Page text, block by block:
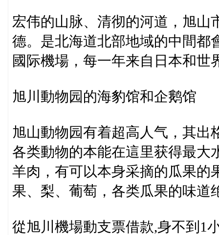
宏伟的山脉、清彻的河道，旭山
德。是北海道北部地域的中間都
國际機場，每一年来自日本和世
旭川動物园的海豹馆和企鹅馆
旭山動物园有着超高人气，其出
各类動物的本能在這里获得最大
羊肉，有可以本身采摘的瓜果的
果、梨、葡萄，各类瓜果的味道
從旭川機場動支票借款,身不到1